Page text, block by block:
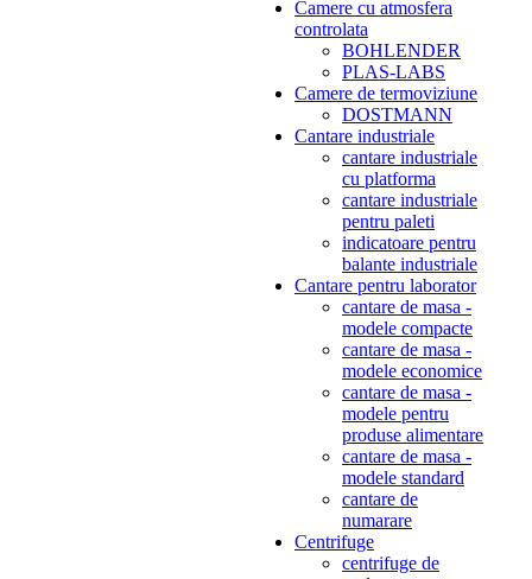
Camere cu atmosfera
controlata
BOHLENDER
PLAS-LABS
Camere de termoviziune
DOSTMANN
Cantare industriale
cantare industriale
cu platforma
cantare industriale
pentru paleti
indicatoare pentru
balante industriale
Cantare pentru laborator
cantare de masa -
modele compacte
cantare de masa -
modele economice
cantare de masa -
modele pentru
produse alimentare
cantare de masa -
modele standard
cantare de
numarare
Centrifuge
centrifuge de